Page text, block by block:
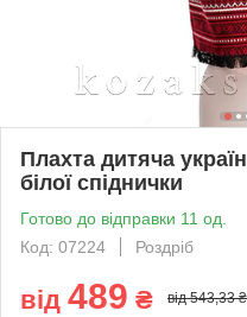
Плахта дитяча
білої спіднички
Готово до відправки 11 од.
Код: 07224
Роздріб
від 489 ₴ від 543,33 ₴